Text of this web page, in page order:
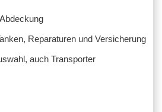
Reparaturen und Versicherung
auch Transporter